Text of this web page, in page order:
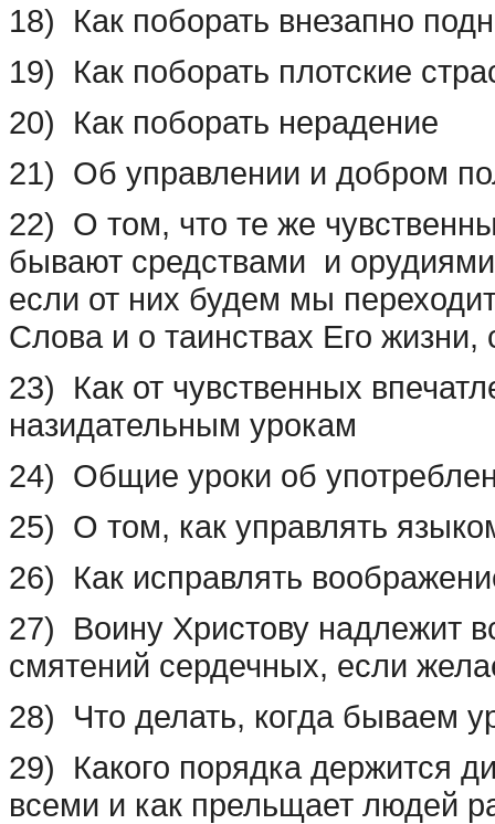
18) Как поборать внезапно
19) Как поборать плотские
20) Как поборать нерадение
21) Об управлении и добром
22) О том, что те же
бывают средствами и
если от них будем мы
Слова и о таинствах Его жизни,
23) Как от чувственных
назидательным урокам
24) Общие уроки об
25) О том, как управлять
26) Как исправлять
27) Воину Христову надлежит
смятений сердечных, если
28) Что делать, когда бываем
29) Какого порядка держится
всеми и как прельщает людей